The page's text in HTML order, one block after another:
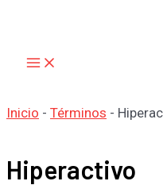
Inicio - Términos -
Hiperactivo